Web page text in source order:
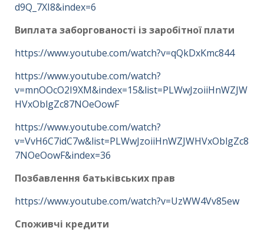
d9Q_7XI8&index=6
Виплата заборгованості із заробітної плати
https://www.youtube.com/watch?v=qQkDxKmc844
https://www.youtube.com/watch?
v=mnOOcO2I9XM&index=15&list=PLWwJzoiiHnWZJW
HVxOblgZc87NOeOowF
https://www.youtube.com/watch?
v=VvH6C7idC7w&list=PLWwJzoiiHnWZJWHVxOblgZc8
7NOeOowF&index=36
Позбавлення батьківських прав
https://www.youtube.com/watch?v=UzWW4Vv85ew
Споживчі кредити